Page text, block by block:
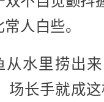
人白些。
从水里捞出
场长手就成